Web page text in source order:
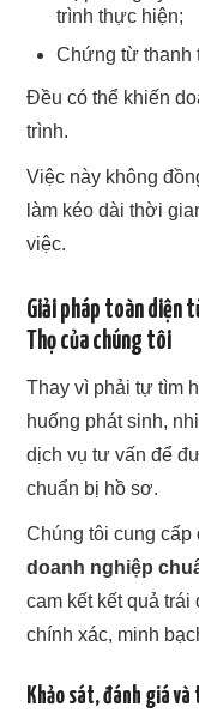
trình thực hiện;
Chứng từ thanh
Đều có thể khiến
trình.
Việc này không
làm kéo dài thời
việc.
Giải pháp toàn diện
Thọ của chúng tôi
Thay vì phải tự tìm
huống phát sinh,
dịch vụ tư vấn để
chuẩn bị hồ sơ.
Chúng tôi cung
doanh nghiệp
cam kết kết quả
chính xác, minh
Khảo sát, đánh giá